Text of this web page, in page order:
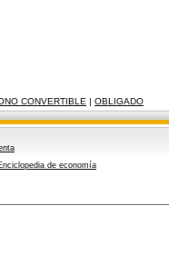
CONVERTIBLE | OBLIGADO
de economía